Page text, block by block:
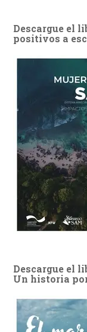
Descargue el
positivos a
Descargue el
Un historia